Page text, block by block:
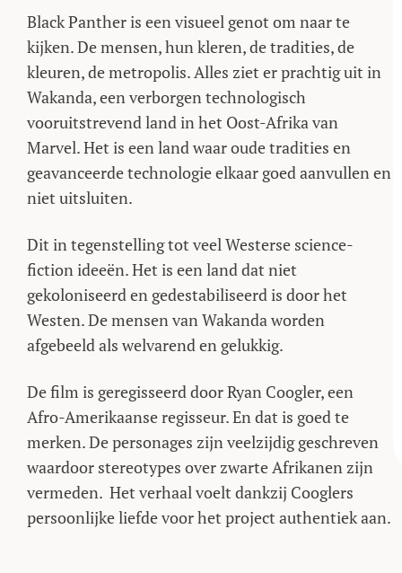
Black Panther is een visueel genot om naar te
kijken. De mensen, hun kleren, de tradities, de
kleuren, de metropolis. Alles ziet er prachtig uit in
Wakanda, een verborgen technologisch
vooruitstrevend land in het Oost-Afrika van
Marvel. Het is een land waar oude tradities en
geavanceerde technologie elkaar goed aanvullen en
niet uitsluiten.
Dit in tegenstelling tot veel Westerse science-
fiction ideeën. Het is een land dat niet
gekoloniseerd en gedestabiliseerd is door het
Westen. De mensen van Wakanda worden
afgebeeld als welvarend en gelukkig.
De film is geregisseerd door Ryan Coogler, een
Afro-Amerikaanse regisseur. En dat is goed te
merken. De personages zijn veelzijdig geschreven
waardoor stereotypes over zwarte Afrikanen zijn
vermeden. Het verhaal voelt dankzij Cooglers
persoonlijke liefde voor het project authentiek aan.